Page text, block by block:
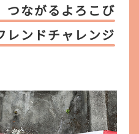
つながるよろこび
レンドチャレンジ